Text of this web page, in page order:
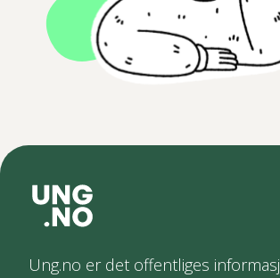
Ung.no er det offentliges